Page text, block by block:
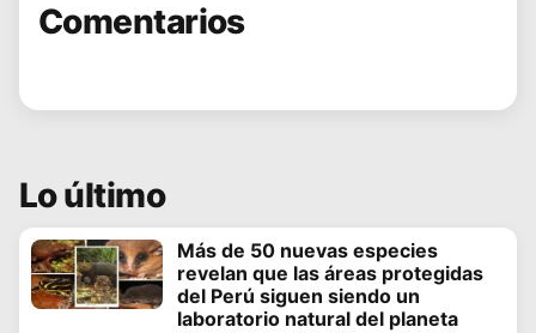
Comentarios
Lo último
Más de 50 nuevas especies
revelan que las áreas protegidas
del Perú siguen siendo un
laboratorio natural del planeta